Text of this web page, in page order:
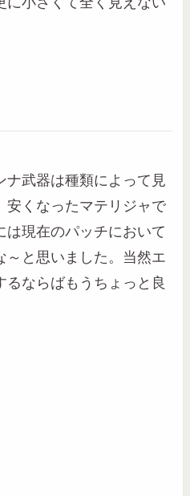
ナ武器は種類によって見
安くなったマテリジャで
は現在のパッチにおいて
～と思いました。当然エ
るならばもうちょっと良